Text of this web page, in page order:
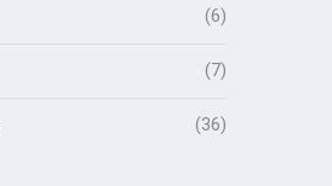
(6)
(7)
(36)